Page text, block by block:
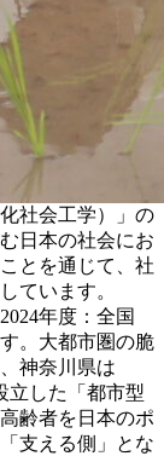
社会工学）」の
日本の社会にお
とを通じて、社
ています。
年度：全国
。大都市圏の脆
神奈川県は
立した「都市型
齢者を日本のポ
支える側」とな